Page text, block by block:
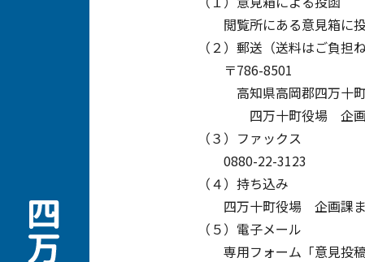
閲覧所にある意見箱に投
（２）郵送（送料はご負担ね
〒786-8501
高知県高岡郡四万十町
四万十町役場 企画
（３）ファックス
0880-22-3123
（４）持ち込み
四万十町役場 企画課
（５）電子メール
専用フォーム「意見投稿